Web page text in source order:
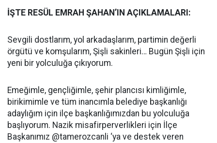
İŞTE RESÜL EMRAH ŞAHAN’IN AÇIKLAMALARI:
Sevgili dostlarım, yol arkadaşlarım, partimin değerli
örgütü ve komşularım, Şişli sakinleri… Bugün Şişli için
yeni bir yolculuğa çıkıyorum.
Emeğimle, gençliğimle, şehir plancısı kimliğimle,
birikimimle ve tüm inancımla belediye başkanlığı
adaylığım için ilçe başkanlığımızdan bu yolculuğa
başlıyorum. Nazik misafirperverlikleri için İlçe
Başkanımız @tamerozcanli ‘ya ve destek veren